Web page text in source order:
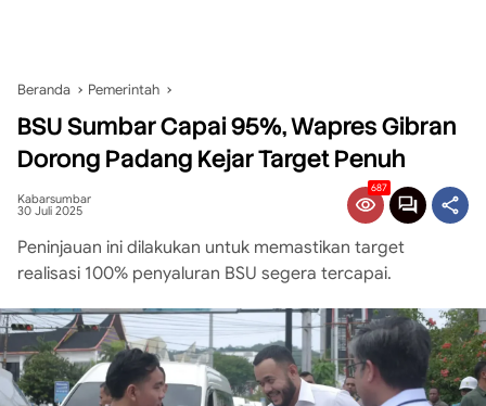
Beranda Pemerintah
BSU Sumbar Capai 95%, Wapres Gibran
Dorong Padang Kejar Target Penuh
Kabarsumbar
30 Juli 2025
687
Peninjauan ini dilakukan untuk memastikan target
realisasi 100% penyaluran BSU segera tercapai.